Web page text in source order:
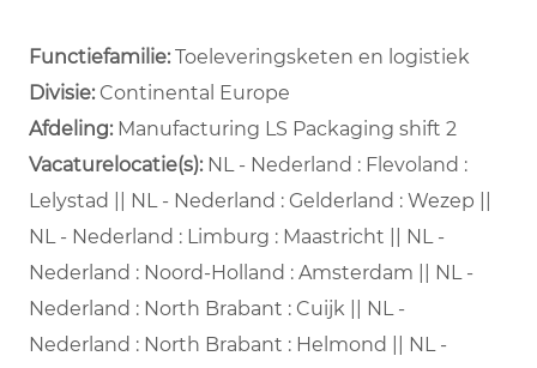
Functiefamilie:Toeleveringsketen en logistiek
Divisie: Continental Europe
Afdeling: ​ Manufacturing LS Packaging shift 2 ​
Vacaturelocatie(s):NL - Nederland : Flevoland :
Lelystad || NL - Nederland : Gelderland : Wezep ||
NL - Nederland : Limburg : Maastricht || NL -
Nederland : Noord-Holland : Amsterdam || NL -
Nederland : North Brabant : Cuijk || NL -
Nederland : North Brabant : Helmond || NL -